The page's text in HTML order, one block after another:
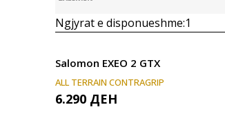
Ngjyrat e disponueshme:1
Salomon EXEO 2 GTX
ALL TERRAIN CONTRAGRIP
6.290 ДЕН